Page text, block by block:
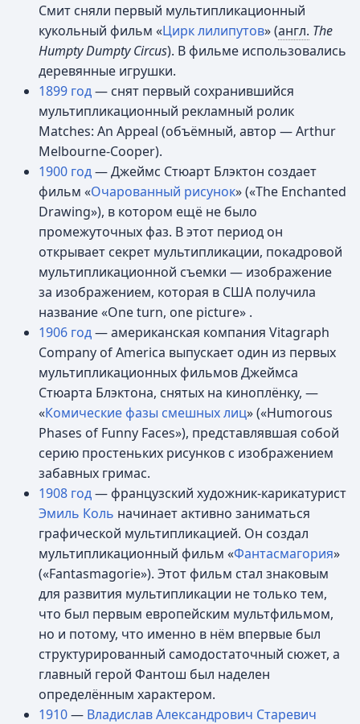
Смит сняли первый мультипликационный
кукольный фильм «Цирк лилипутов» (англ. The
Humpty Dumpty Circus). В фильме использовались
деревянные игрушки.
1899 год— снят первый сохранившийся
мультипликационный рекламный ролик
Matches: An Appeal (объёмный, автор — Arthur
Melbourne-Cooper).
1900 год— Джеймс Стюарт Блэктон создает
фильм «Очарованный рисунок» («The Enchanted
Drawing»), в котором ещё не было
промежуточных фаз. В этот период он
открывает секрет мультипликации, покадровой
мультипликационной съемки — изображение
за изображением, которая в США получила
название «One turn, one picture» .
1906 год— американская компания Vitagraph
Company of America выпускает один из первых
мультипликационных фильмов Джеймса
Стюарта Блэктона, снятых на киноплёнку, —
«Комические фазы смешных лиц» («Humorous
Phases of Funny Faces»), представлявшая собой
серию простеньких рисунков с изображением
забавных гримас.
1908 год— французский художник-карикатурист
Эмиль Коль начинает активно заниматься
графической мультипликацией. Он создал
мультипликационный фильм «Фантасмагория»
(«Fantasmagorie»). Этот фильм стал знаковым
для развития мультипликации не только тем,
что был первым европейским мультфильмом,
но и потому, что именно в нём впервые был
структурированный самодостаточный сюжет, а
главный герой Фантош был наделен
определённым характером.
1910— Владислав Александрович Старевич